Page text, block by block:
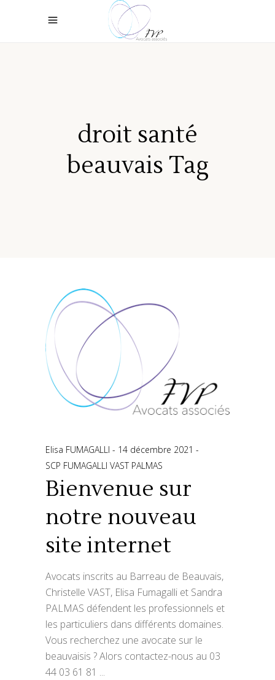
droit santé
beauvais Tag
Elisa FUMAGALLI
14 décembre 2021
SCP FUMAGALLI VAST PALMAS
Bienvenue sur
notre nouveau
site internet
Avocats inscrits au Barreau de Beauvais,
Christelle VAST, Elisa Fumagalli et Sandra
PALMAS défendent les professionnels et
les particuliers dans différents domaines.
Vous recherchez une avocate sur le
beauvaisis ? Alors contactez-nous au 03
44 03 61 81